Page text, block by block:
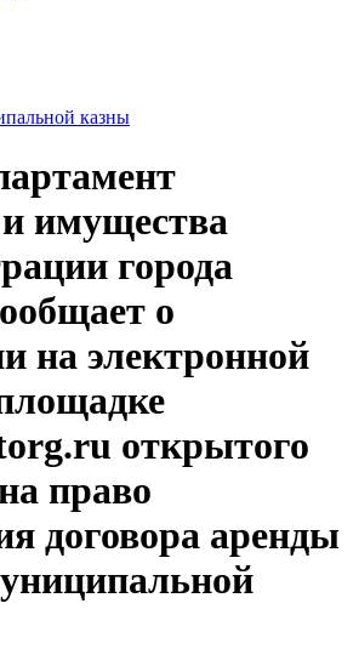
казны
имущества
города
о
на электронной
открытого
право
договора аренды